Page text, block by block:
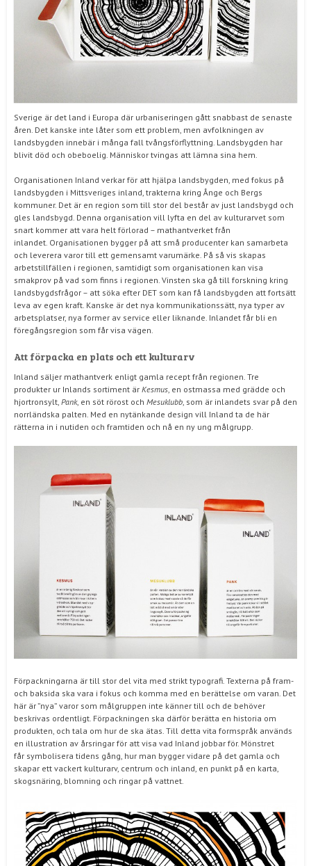
Sverige är det land i Europa där urbaniseringen gått snabbast de senaste
åren. Det kanske inte låter som ett problem, men avfolkningen av
landsbygden innebär i många fall tvångsförflyttning. Landsbygden har
blivit död och obeboelig. Människor tvingas att lämna sina hem.
Organisationen Inland verkar för att hjälpa landsbygden, med fokus på
landsbygden i Mittsveriges inland, trakterna kring Ånge och Bergs
kommuner. Det är en region som till stor del består av just landsbygd och
gles landsbygd. Denna organisation vill lyfta en del av kulturarvet som
snart kommer att vara helt förlorad – mathantverket från
inlandet. Organisationen bygger på att små producenter kan samarbeta
och leverera varor till ett gemensamt varumärke. På så vis skapas
arbetstillfällen i regionen, samtidigt som organisationen kan visa
smakprov på vad som finns i regionen. Vinsten ska gå till forskning kring
landsbygdsfrågor – att söka efter DET som kan få landsbygden att fortsätt
leva av egen kraft. Kanske är det nya kommunikationssätt, nya typer av
arbetsplatser, nya former av service eller liknande. Inlandet får bli en
föregångsregion som får visa vägen.
Att förpacka en plats och ett kulturarv
Inland säljer mathantverk enligt gamla recept från regionen. Tre
produkter ur Inlands sortiment är Kesmus, en ostmassa med grädde och
hjortronsylt, Pank, en söt rörost och Mesuklubb, som är inlandets svar på den
norrländska palten. Med en nytänkande design vill Inland ta de här
rätterna in i nutiden och framtiden och nå en ny ung målgrupp.
Förpackningarna är till stor del vita med strikt typografi. Texterna på fram-
och baksida ska vara i fokus och komma med en berättelse om varan. Det
här är ”nya” varor som målgruppen inte känner till och de behöver
beskrivas ordentligt. Förpackningen ska därför berätta en historia om
produkten, och tala om hur de ska ätas. Till detta vita formspråk används
en illustration av årsringar för att visa vad Inland jobbar för. Mönstret
får symbolisera tidens gång, hur man bygger vidare på det gamla och
skapar ett vackert kulturarv, centrum och inland, en punkt på en karta,
skogsnäring, blomning och ringar på vattnet.